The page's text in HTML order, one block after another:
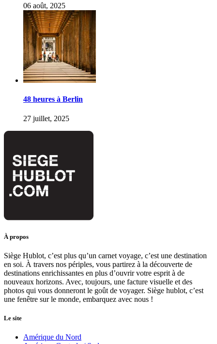
06 août, 2025
48 heures à Berlin
27 juillet, 2025
À propos
Siège Hublot, c’est plus qu’un carnet voyage, c’est une destination
en soi. À travers nos périples, vous partirez à la découverte de
destinations enrichissantes en plus d’ouvrir votre esprit à de
nouveaux horizons. Avec, toujours, une facture visuelle et des
photos qui vous donneront le goût de voyager. Siège hublot, c’est
une fenêtre sur le monde, embarquez avec nous !
Le site
Amérique du Nord